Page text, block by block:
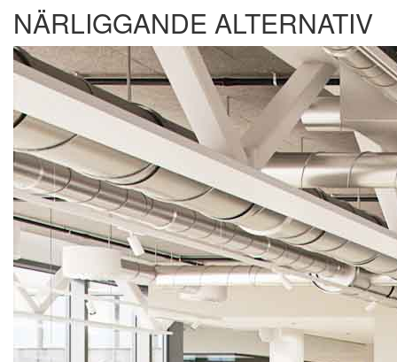
NÄRLIGGANDE ALTERNATIV